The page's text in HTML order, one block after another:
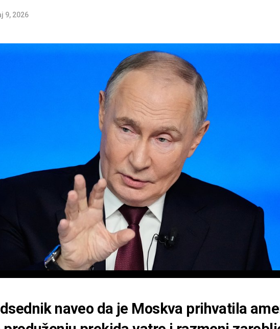
9, 2026
naveo da je Moskva prihvatila